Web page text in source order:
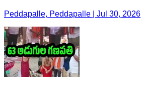
Peddapalle, Peddapalle | Jul 30, 2026